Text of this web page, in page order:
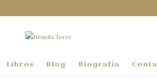
Libros Blog Biografía